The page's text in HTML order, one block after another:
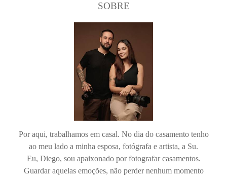
SOBRE
Por aqui, trabalhamos em casal. No dia do casamento tenho
ao meu lado a minha esposa, fotógrafa e artista, a Su.
Eu, Diego, sou apaixonado por fotografar casamentos.
Guardar aquelas emoções, não perder nenhum momento